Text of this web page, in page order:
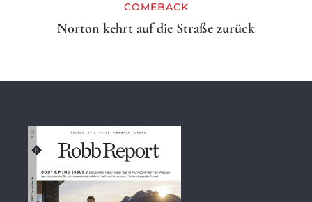
COMEBACK
Norton kehrt auf die Straße zurück